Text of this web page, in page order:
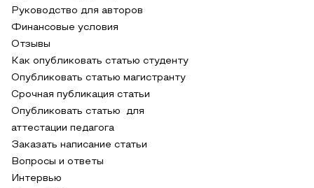
Руководство для авторов
Финансовые условия
Отзывы
Как опубликовать статью студенту
Опубликовать статью магистранту
Срочная публикация статьи
Опубликовать статью для
аттестации педагога
Заказать написание статьи
Вопросы и ответы
Интервью